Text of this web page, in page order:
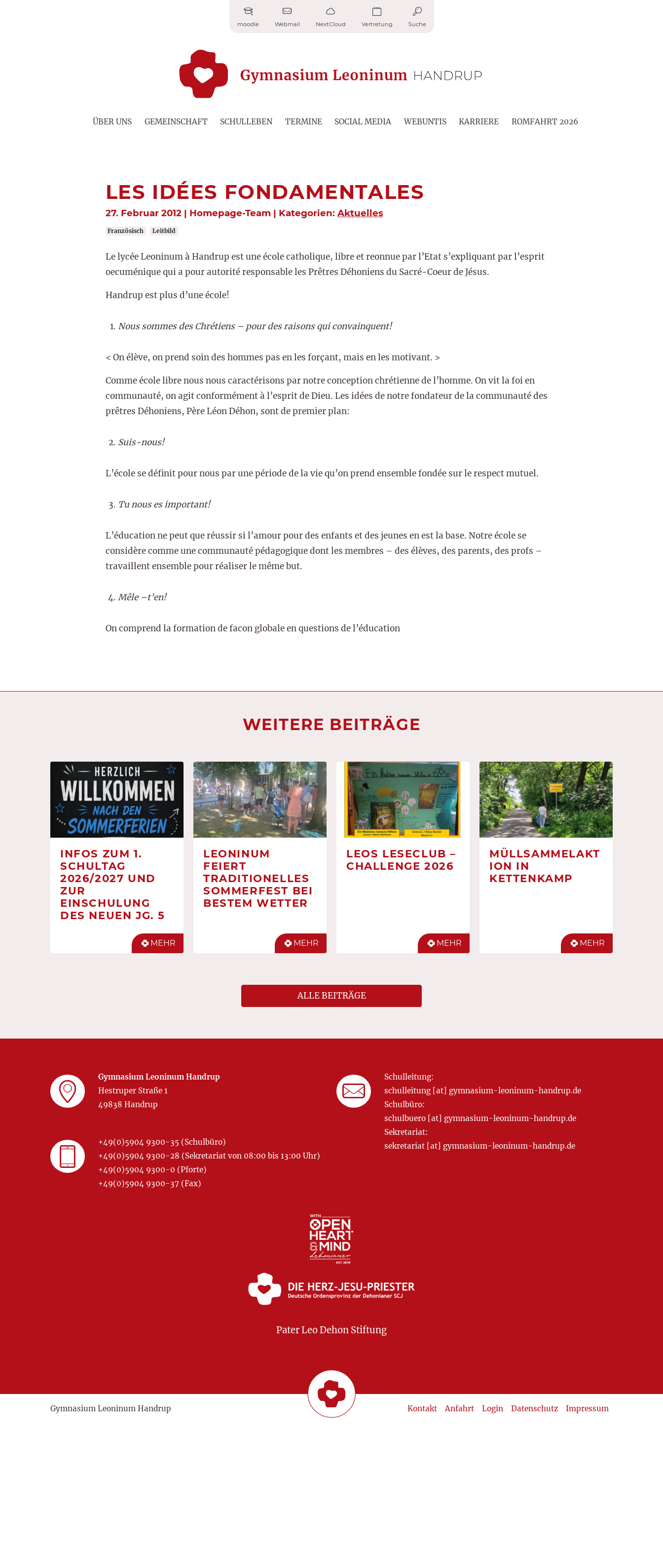
moodle Webmail NextCloud Vertretung Suche
ÜBER UNS GEMEINSCHAFT SCHULLEBEN TERMINE SOCIAL MEDIA WEBUNTIS KARRIERE ROMFAHRT 2026
LES IDÉES FONDAMENTALES
27. Februar 2012 | Homepage-Team | Kategorien: Aktuelles
Französisch Leitbild
Le lycée Leoninum à Handrup est une école catholique, libre et reonnue par l’Etat s’expliquant par l’esprit
oecuménique qui a pour autorité responsable les Prêtres Déhoniens du Sacré-Coeur de Jésus.
Handrup est plus d’une école!
Nous sommes des Chrétiens – pour des raisons qui convainquent!
< On élève, on prend soin des hommes pas en les forçant, mais en les motivant. >
Comme école libre nous nous caractérisons par notre conception chrétienne de l’homme. On vit la foi en
communauté, on agit conformément à l’esprit de Dieu. Les idées de notre fondateur de la communauté des
prêtres Déhoniens, Père Léon Déhon, sont de premier plan:
Suis-nous!
L’école se définit pour nous par une période de la vie qu’on prend ensemble fondée sur le respect mutuel.
Tu nous es important!
L’éducation ne peut que réussir si l’amour pour des enfants et des jeunes en est la base. Notre école se
considère comme une communauté pédagogique dont les membres – des élèves, des parents, des profs –
travaillent ensemble pour réaliser le même but.
Mêle –t’en!
On comprend la formation de facon globale en questions de l’éducation
WEITERE BEITRÄGE
INFOS ZUM 1.
SCHULTAG
2026/2027 UND
ZUR
EINSCHULUNG
DES NEUEN JG. 5
MEHR
LEONINUM
FEIERT
TRADITIONELLES
SOMMERFEST BEI
BESTEM WETTER
MEHR
LEOS LESECLUB –
CHALLENGE 2026
MEHR
MÜLLSAMMELAKT
ION IN
KETTENKAMP
MEHR
ALLE BEITRÄGE
Gymnasium Leoninum Handrup
Hestruper Straße 1
49838 Handrup
+49(0)5904 9300-35 (Schulbüro)
+49(0)5904 9300-28 (Sekretariat von 08:00 bis 13:00 Uhr)
+49(0)5904 9300-0 (Pforte)
+49(0)5904 9300-37 (Fax)
Schulleitung:
schulleitung [at] gymnasium-leoninum-handrup.de
Schulbüro:
schulbuero [at] gymnasium-leoninum-handrup.de
Sekretariat:
sekretariat [at] gymnasium-leoninum-handrup.de
Pater Leo Dehon Stiftung
Kontakt Anfahrt Login Datenschutz Impressum
Gymnasium Leoninum Handrup